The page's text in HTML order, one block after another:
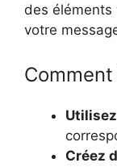
des
votre
Créez